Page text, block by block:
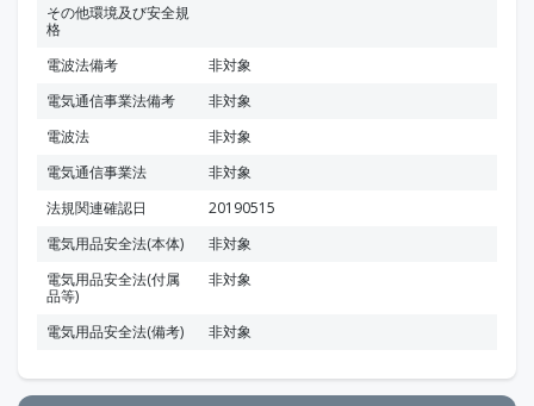
その他環境及び安全規
格
電波法備考
非対象
電気通信事業法備考
非対象
電波法
非対象
電気通信事業法
非対象
法規関連確認日
20190515
電気用品安全法(本体)
非対象
電気用品安全法(付属
品等)
非対象
電気用品安全法(備考) 非対象